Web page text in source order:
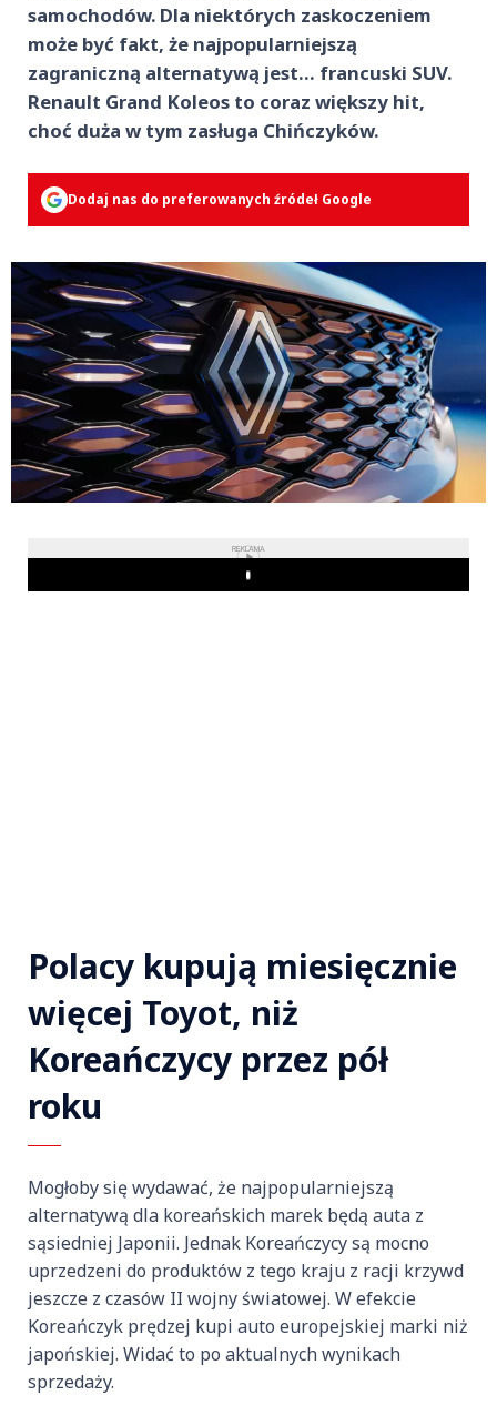
samochodów. Dla niektórych zaskoczeniem
może być fakt, że najpopularniejszą
zagraniczną alternatywą jest… francuski SUV.
Renault Grand Koleos to coraz większy hit,
choć duża w tym zasługa Chińczyków.
Dodaj nas do preferowanych źródeł Google
REKLAMA
Play
Polacy kupują miesięcznie
więcej Toyot, niż
Koreańczycy przez pół
roku
Mogłoby się wydawać, że najpopularniejszą
alternatywą dla koreańskich marek będą auta z
sąsiedniej Japonii. Jednak Koreańczycy są mocno
uprzedzeni do produktów z tego kraju z racji krzywd
jeszcze z czasów II wojny światowej. W efekcie
Koreańczyk prędzej kupi auto europejskiej marki niż
japońskiej. Widać to po aktualnych wynikach
sprzedaży.